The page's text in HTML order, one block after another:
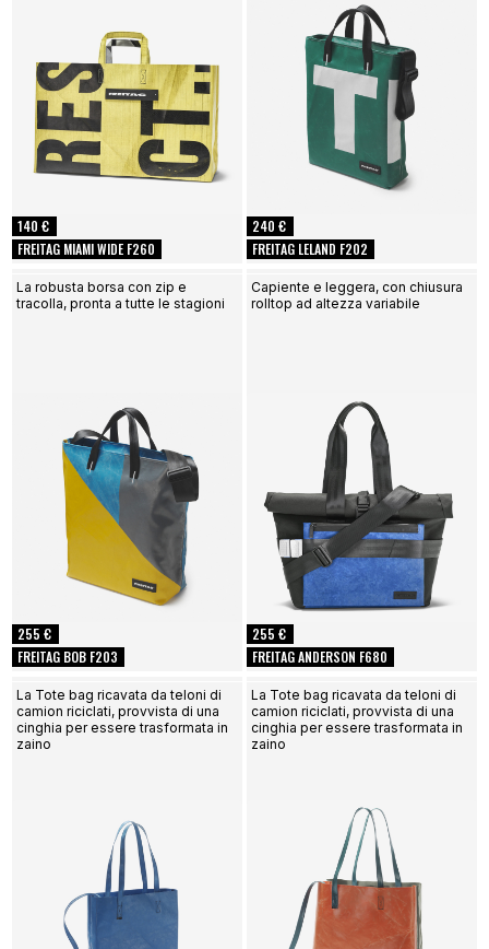
FREITAG MIAMI WIDE F260
140 €
FREITAG LELAND F202
240 €
FREITAG BOB F203
255 €
La robusta borsa con zip e
tracolla, pronta a tutte le stagioni
FREITAG ANDERSON F680
255 €
Capiente e leggera, con chiusura
rolltop ad altezza variabile
La Tote bag ricavata da teloni di
camion riciclati, provvista di una
cinghia per essere trasformata in
zaino
La Tote bag ricavata da teloni di
camion riciclati, provvista di una
cinghia per essere trasformata in
zaino